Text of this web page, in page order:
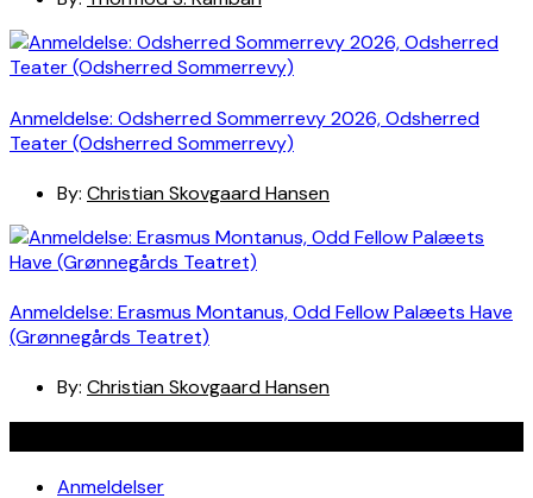
Anmeldelse: Odsherred Sommerrevy 2026, Odsherred
Teater (Odsherred Sommerrevy)
By: Christian Skovgaard Hansen
Anmeldelse: Erasmus Montanus, Odd Fellow Palæets Have
(Grønnegårds Teatret)
By: Christian Skovgaard Hansen
Anmeldelser